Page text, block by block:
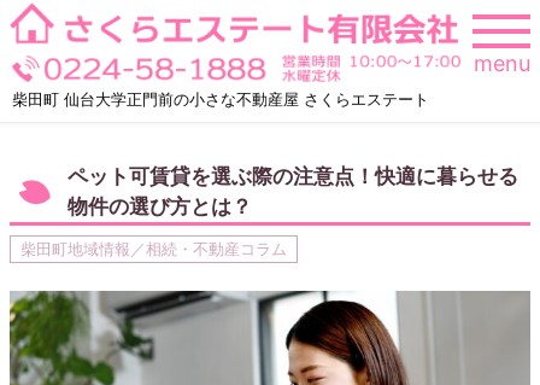
Skip
to
content
柴田町 仙台大学正門前の小さな不動産屋 さくらエステート
menu
ペット可賃貸を選ぶ際の注意点！快適に暮らせる
物件の選び方とは？
柴田町地域情報／相続・不動産コラム